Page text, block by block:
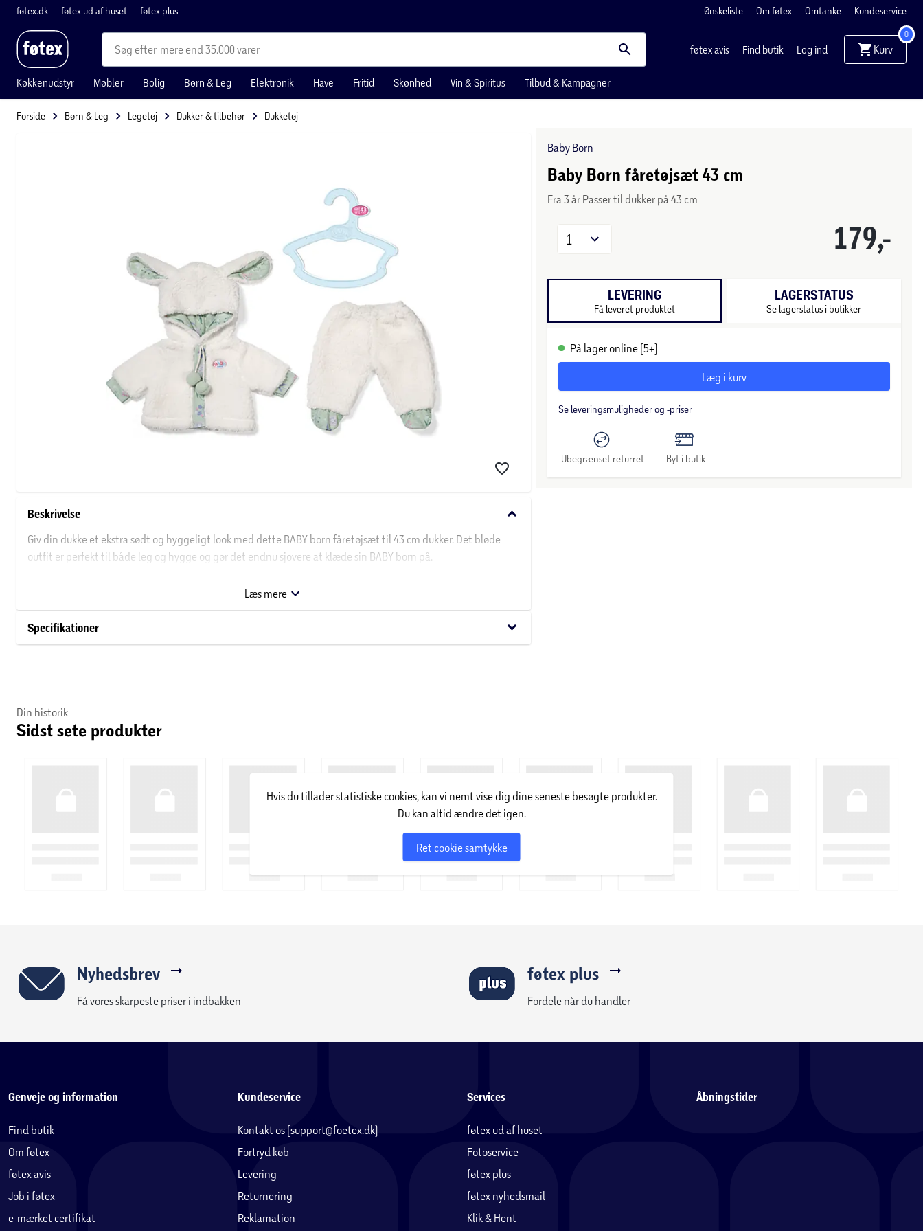
føtex.dk føtex ud af huset føtex plus Ønskeliste Om føtex Omtanke Kundeservice
mere end 35.000 varer føtex avis Find butik Log ind Kurv
0
Køkkenudstyr Møbler Bolig Børn & Leg Elektronik Have Fritid Skønhed Vin & Spiritus Tilbud & Kampagner
Forside Børn & Leg Legetøj Dukker & tilbehør Dukketøj
Beskrivelse keyboard_arrow_down
Giv din dukke et ekstra sødt og hyggeligt look med dette BABY born fåretøjsæt til 43 cm dukker. Det bløde
outfit er perfekt til både leg og hygge og gør det endnu sjovere at klæde sin BABY born på.
Det nuttede design med fåreinspirerede detaljer skaber et varmt og fantasifuldt univers, hvor barnet kan
lege omsorgsfulde rollelege. Tøjet er let at tage af og på, så selv små hænder nemt kan skifte dukken flere
gange i løbet af legen.
Læs mere
Specifikationer keyboard_arrow_down
Baby Born
Baby Born fåretøjsæt 43 cm
Fra 3 år Passer til dukker på 43 cm
179,-
1
LEVERING
Få leveret produktet
LAGERSTATUS
Se lagerstatus i butikker
På lager online (5+)
Læg i kurv
Se leveringsmuligheder og -priser
Ubegrænset returret Byt i butik
Din historik
Sidst sete produkter
Hvis du tillader statistiske cookies, kan vi nemt vise dig dine seneste besøgte produkter.
Du kan altid ændre det igen.
Ret cookie samtykke
Nyhedsbrev
Få vores skarpeste priser i indbakken
føtex plus
Fordele når du handler
Genveje og information
Find butik
Om føtex
føtex avis
Job i føtex
e-mærket certifikat
Kundeservice
Kontakt os (support@foetex.dk)
Fortryd køb
Levering
Returnering
Reklamation
Services
føtex ud af huset
Fotoservice
føtex plus
føtex nyhedsmail
Klik & Hent
Åbningstider